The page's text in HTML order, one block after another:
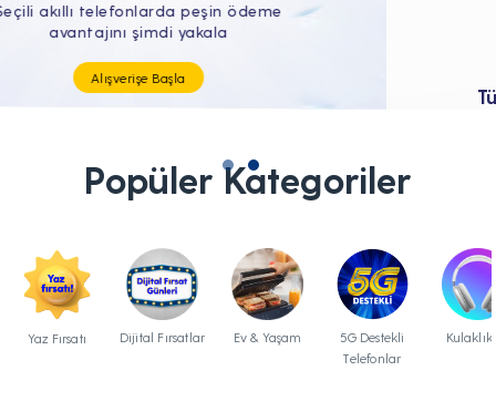
Tüm Teknolojik İhtiyaçların Tam'da
Popüler Kategoriler
Yaz Fırsatı Dijital Fırsatlar Ev & Yaşam
5G Destekli
Telefonlar